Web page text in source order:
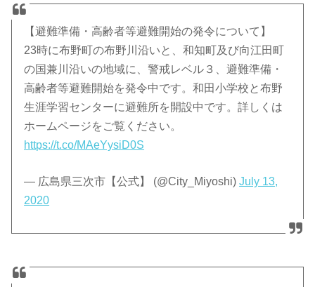
【避難準備・高齢者等避難開始の発令について】
23時に布野町の布野川沿いと、和知町及び向江田町
の国兼川沿いの地域に、警戒レベル３、避難準備・
高齢者等避難開始を発令中です。和田小学校と布野
生涯学習センターに避難所を開設中です。詳しくは
ホームページをご覧ください。
https://t.co/MAeYysiD0S
— 広島県三次市【公式】 (@City_Miyoshi)July 13,
2020